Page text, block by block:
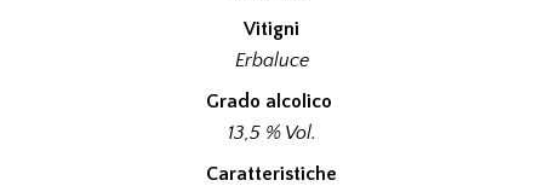
Vitigni
Erbaluce
Grado alcolico
13,5 % Vol.
Caratteristiche